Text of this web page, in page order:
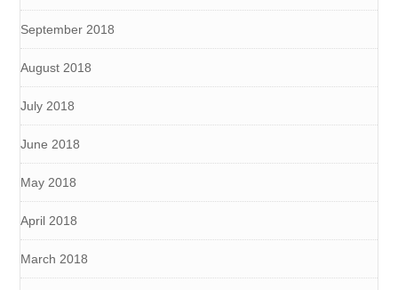
September 2018
August 2018
July 2018
June 2018
May 2018
April 2018
March 2018